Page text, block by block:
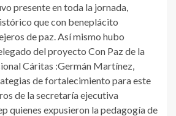
presente en toda la jornada,
que con beneplácito
de paz. Así mismo hubo
del proyecto Con Paz de la
Cáritas :Germán Martínez,
de fortalecimiento para este
de la secretaría ejecutiva
quienes expusieron la pedagogía de